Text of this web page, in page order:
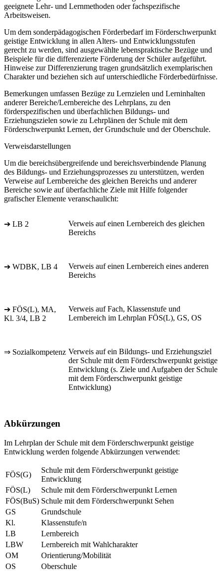
geeignete Lehr- und Lernmethoden oder fachspezifische
Arbeitsweisen.
Um dem sonderpädagogischen Förderbedarf im Förderschwerpunkt
geistige Entwicklung in allen Alters- und Entwicklungsstufen
gerecht zu werden, sind ausgewählte lebenspraktische Bezüge und
Beispiele für die differenzierte Förderung der Schüler aufgeführt.
Hinweise zur Differenzierung tragen grundsätzlich exemplarischen
Charakter und beziehen sich auf unterschiedliche Förderbedürfnisse.
Bemerkungen umfassen Bezüge zu Lernzielen und Lerninhalten
anderer Bereiche/Lernbereiche des Lehrplans, zu den
förderspezifischen und überfachlichen Bildungs- und
Erziehungszielen sowie zu Lehrplänen der Schule mit dem
Förderschwerpunkt Lernen, der Grundschule und der Oberschule.
Verweisdarstellungen
Um die bereichsübergreifende und bereichsverbindende Planung
des Bildungs- und Erziehungsprozesses zu unterstützen, werden
Verweise auf Lernbereiche des gleichen Bereichs und anderer
Bereiche sowie auf überfachliche Ziele mit Hilfe folgender
grafischer Elemente veranschaulicht:
➔ LB 2
Verweis auf einen Lernbereich des gleichen
Bereichs
➔ WDBK, LB 4
Verweis auf einen Lernbereich eines anderen
Bereichs
➔ FÖS(L), MA,
Kl. 3/4, LB 2
Verweis auf Fach, Klassenstufe und
Lernbereich im Lehrplan FÖS(L), GS, OS
⇒ Sozialkompetenz Verweis auf ein Bildungs- und Erziehungsziel
der Schule mit dem Förderschwerpunkt geistige
Entwicklung (s. Ziele und Aufgaben der Schule
mit dem Förderschwerpunkt geistige
Entwicklung)
Abkürzungen
Im Lehrplan der Schule mit dem Förderschwerpunkt geistige
Entwicklung werden folgende Abkürzungen verwendet:
FÖS(G)
Schule mit dem Förderschwerpunkt geistige
Entwicklung
FÖS(L)
Schule mit dem Förderschwerpunkt Lernen
FÖS(BuS) Schule mit dem Förderschwerpunkt Sehen
GS
Grundschule
Kl.
Klassenstufe/n
LB
Lernbereich
LBW
Lernbereich mit Wahlcharakter
OM
Orientierung/Mobilität
OS
Oberschule